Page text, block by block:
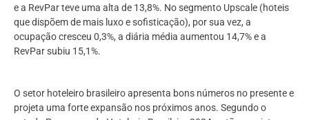
e a RevPar teve uma alta de 13,8%. No segmento Upscale (hoteis
que dispõem de mais luxo e sofisticação), por sua vez, a
ocupação cresceu 0,3%, a diária média aumentou 14,7% e a
RevPar subiu 15,1%.
O setor hoteleiro brasileiro apresenta bons números no presente e
projeta uma forte expansão nos próximos anos. Segundo o